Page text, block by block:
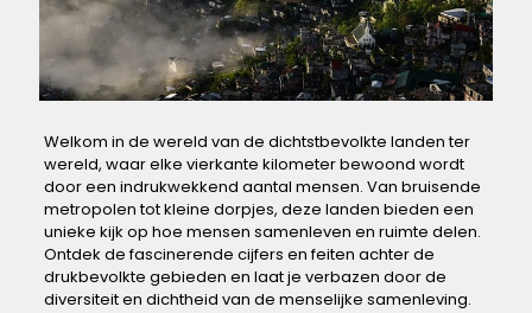
Welkom in de wereld ​van ‍de dichtstbevolkte⁤ landen ⁤ter
‌wereld, waar elke vierkante kilometer ⁢bewoond wordt
door ⁣een ⁢indrukwekkend ⁢aantal mensen. Van bruisende
metropolen tot kleine dorpjes, deze landen bieden een
unieke kijk op hoe mensen samenleven en ruimte ‍delen.⁣
Ontdek de fascinerende cijfers​ en feiten​ achter de
drukbevolkte gebieden⁤ en laat je verbazen door ‌de⁣
diversiteit​ en dichtheid van de menselijke samenleving.